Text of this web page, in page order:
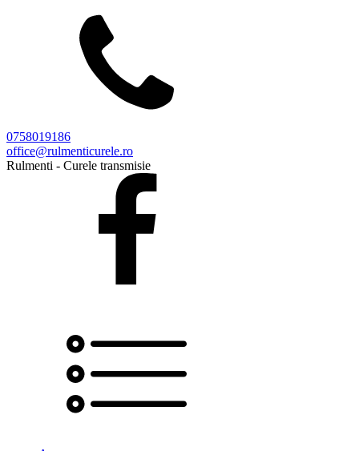
0758019186
office@rulmenticurele.ro
Rulmenti - Curele transmisie